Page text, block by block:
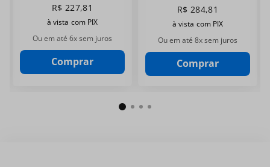
R$ 227,81
à vista com PIX
Ou em até 6x sem juros
Comprar
R$ 284,81
à vista com PIX
Ou em até 8x sem juros
Comprar